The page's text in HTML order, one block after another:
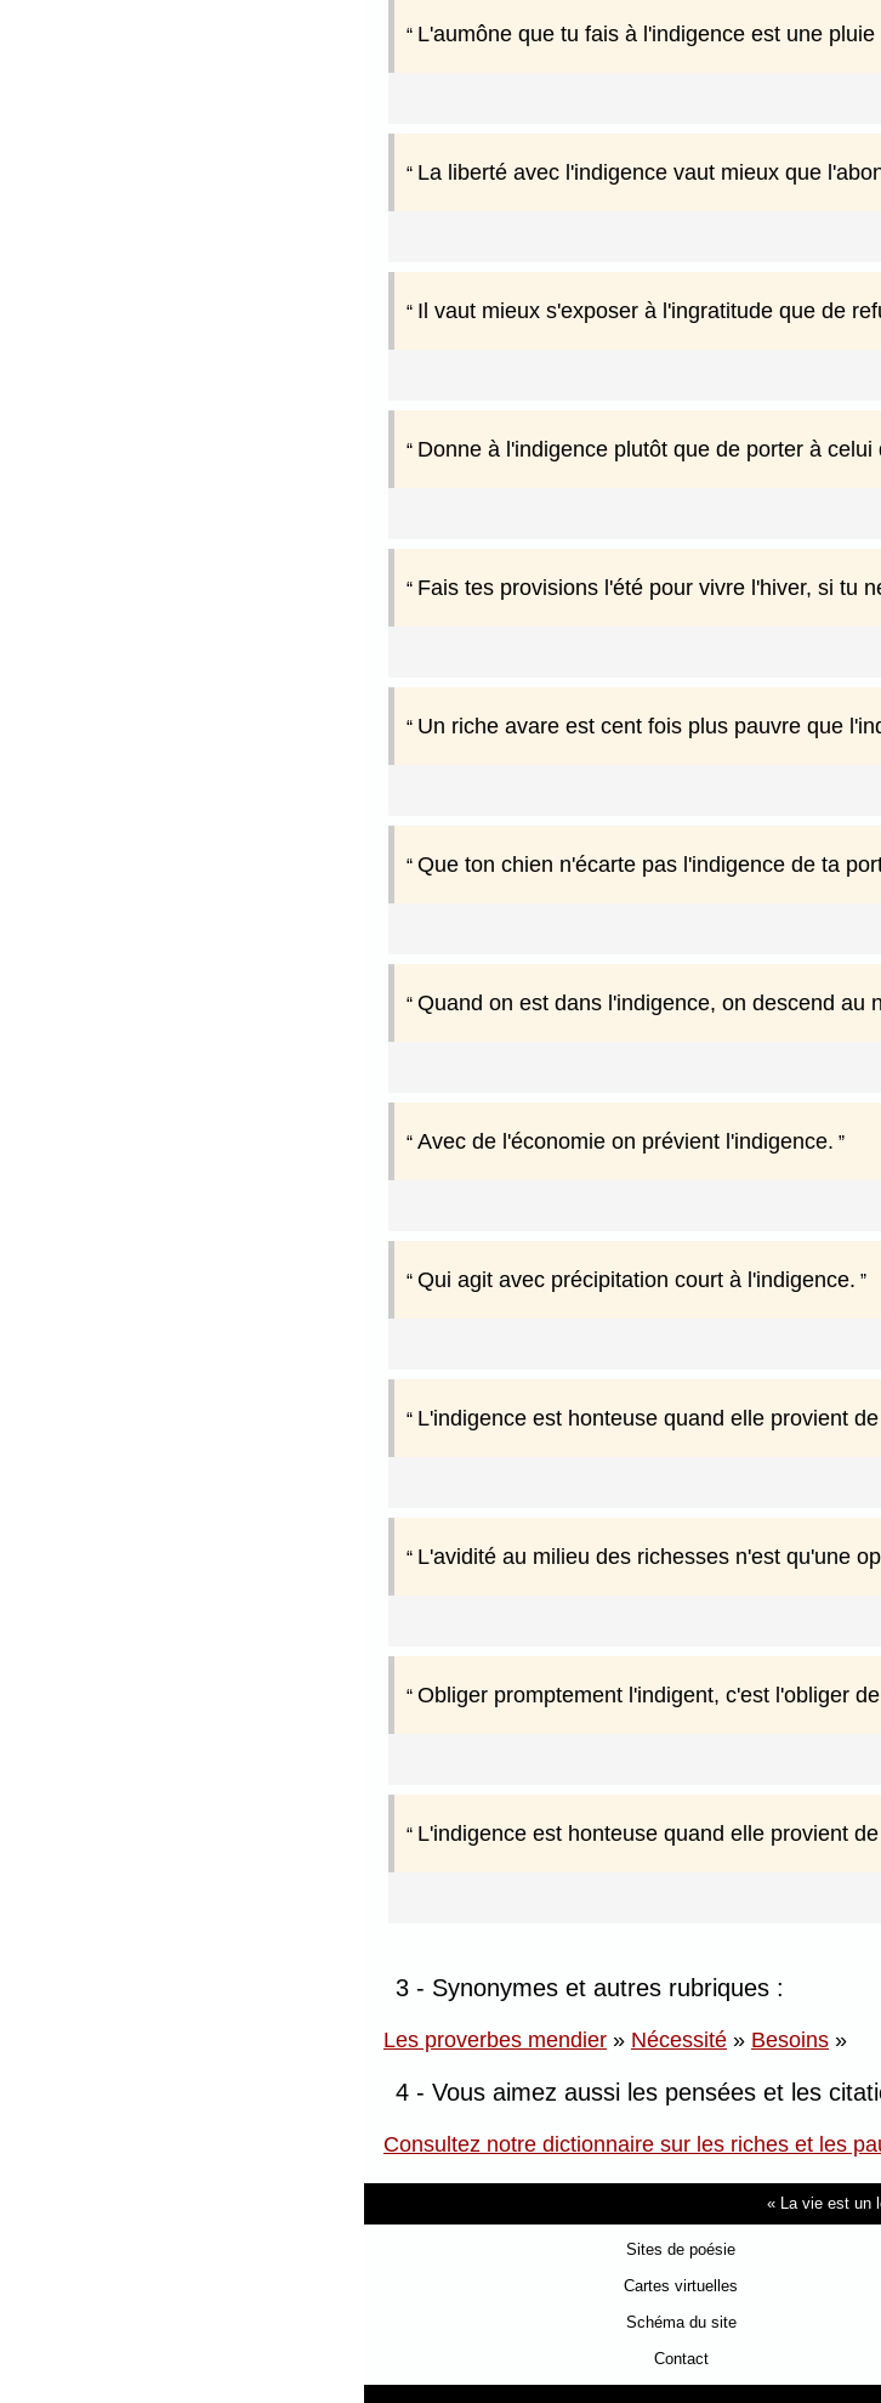
L'aumône que tu fais à l'indigence est une
La liberté avec l'indigence vaut mieux que
Il vaut mieux s'exposer à l'ingratitude que de
Donne à l'indigence plutôt que de porter à
Fais tes provisions l'été pour vivre l'hiver, si tu
Un riche avare est cent fois plus pauvre que
Que ton chien n'écarte pas l'indigence de ta
Quand on est dans l'indigence, on descend au
Avec de l'économie on prévient l'indigence.
Qui agit avec précipitation court à l'indigence.
L'indigence est honteuse quand elle provient
L'avidité au milieu des richesses n'est qu'une
Obliger promptement l'indigent, c'est l'obliger
L'indigence est honteuse quand elle provient
3 - Synonymes et autres rubriques :
Les proverbes mendier » Nécessité » Besoins »
4 - Vous aimez aussi les pensées et les
Consultez notre dictionnaire sur les riches et les
La vie est un
Sites de poésie
Cartes virtuelles
Schéma du site
Contact